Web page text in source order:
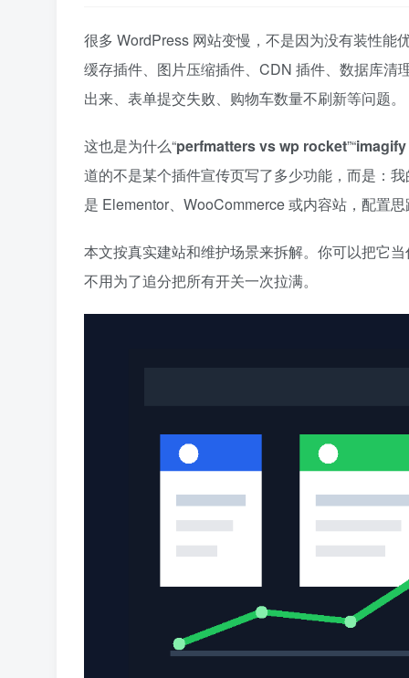
很多 WordPress 网站变慢，不是因为没有装性能
缓存插件、图片压缩插件、CDN 插件、数据库清
出来、表单提交失败、购物车数量不刷新等问题。
这也是为什么“perfmatters vs wp rocket”“
道的不是某个插件宣传页写了多少功能，而是：
是 Elementor、WooCommerce 或内容站，配置
本文按真实建站和维护场景来拆解。你可以把它
不用为了追分把所有开关一次拉满。